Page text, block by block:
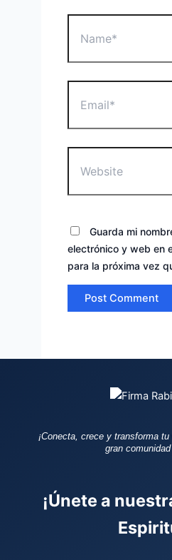
Guarda mi
electrónico y web en
para la próxima vez
¡Conecta, crece y transforma tu
gran
¡Únete a